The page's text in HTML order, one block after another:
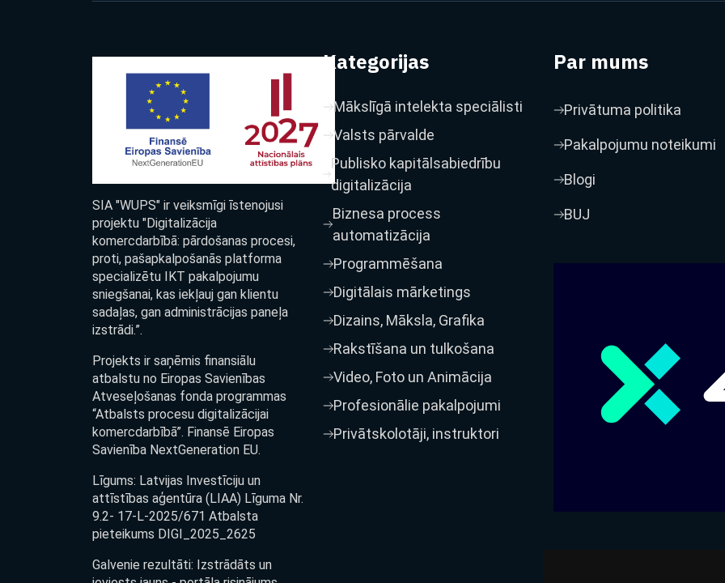
SIA "WUPS" ir veiksmīgi īstenojusi
projektu "Digitalizācija
komercdarbībā: pārdošanas procesi,
proti, pašapkalpošanās platforma
specializētu IKT pakalpojumu
sniegšanai, kas iekļauj gan klientu
sadaļas, gan administrācijas paneļa
izstrādi.”.
Projekts ir saņēmis finansiālu
atbalstu no Eiropas Savienības
Atveseļošanas fonda programmas
“Atbalsts procesu digitalizācijai
komercdarbībā”. Finansē Eiropas
Savienība NextGeneration EU.
Līgums: Latvijas Investīciju un
attīstības aģentūra (LIAA) Līguma Nr.
9.2- 17-L-2025/671 Atbalsta
pieteikums DIGI_2025_2625
Galvenie rezultāti: Izstrādāts un
Kategorijas
Mākslīgā intelekta speciālisti
Valsts pārvalde
Publisko kapitālsabiedrību
digitalizācija
Biznesa process
automatizācija
Programmēšana
Digitālais mārketings
Dizains, Māksla, Grafika
Rakstīšana un tulkošana
Video, Foto un Animācija
Profesionālie pakalpojumi
Privātskolotāji, instruktori
Par mums
Privātuma politika
Pakalpojumu noteikumi
Blogi
BUJ